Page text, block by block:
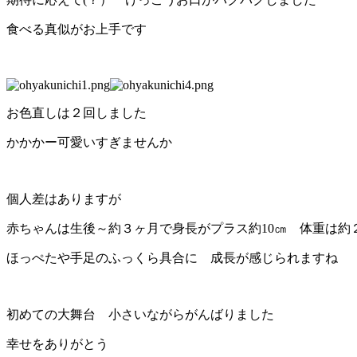
食べる真似がお上手です
お色直しは２回しました
かかかー可愛いすぎませんか
個人差はありますが
赤ちゃんは生後～約３ヶ月で身長がプラス約10㎝ 体重は約
ほっぺたや手足のふっくら具合に 成長が感じられますね
初めての大舞台 小さいながらがんばりました
幸せをありがとう